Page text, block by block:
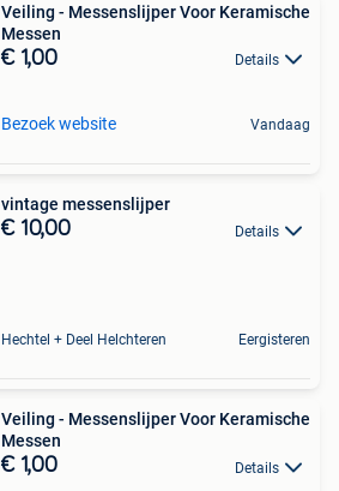
Veiling - Messenslijper Voor Keramische
Messen
€ 1,00 Details
Bezoek website Vandaag
vintage messenslijper
€ 10,00 Details
Hechtel + Deel Helchteren Eergisteren
Veiling - Messenslijper Voor Keramische
Messen
€ 1,00 Details